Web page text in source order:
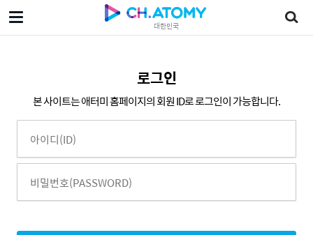
대한민국
로그인
본 사이트는 애터미 홈페이지의 회원 ID로 로그인이 가능합니다.